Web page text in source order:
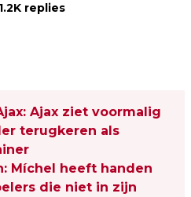
replies
Ajax ziet voormalig
terugkeren als
Míchel heeft handen
die niet in zijn